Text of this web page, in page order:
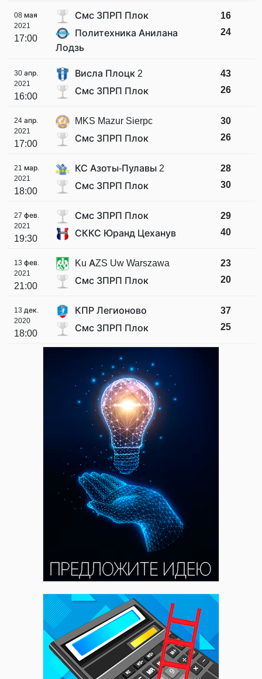
08 мая
2021
17:00
Смс ЗПРП Плок
Политехника Анилана
Лодзь
16
24
30 апр.
2021
16:00
Висла Плоцк 2
Смс ЗПРП Плок
43
26
24 апр.
2021
17:00
MKS Mazur Sierpc
Смс ЗПРП Плок
30
26
21 мар.
2021
18:00
КС Азоты-Пулавы 2
Смс ЗПРП Плок
28
30
27 фев.
2021
19:30
Смс ЗПРП Плок
СККС Юранд Цеханув
29
40
13 фев.
2021
21:00
Ku AZS Uw Warszawa
Смс ЗПРП Плок
23
20
13 дек.
2020
18:00
КПР Легионово
Смс ЗПРП Плок
37
25